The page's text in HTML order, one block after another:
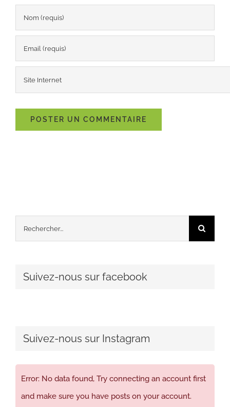
Rechercher:
Suivez-nous sur facebook
Suivez-nous sur Instagram
Error: No data found, Try connecting an account first
and make sure you have posts on your account.